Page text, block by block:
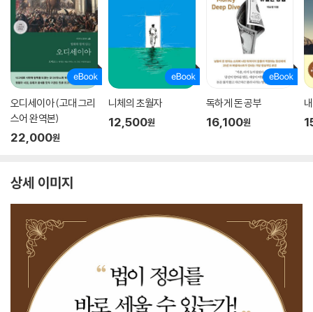
오디세이아 (고대 그리
스어 완역본)
22,000원
니체의 초월자
12,500원
독하게 돈 공부
16,100원
상세 이미지